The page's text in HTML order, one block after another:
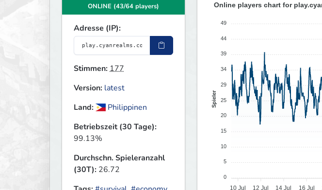
ONLINE (43/64 players)
Adresse (IP):
Stimmen:177
Version: latest
Land:
Philippinen
Betriebszeit (30 Tage):
99.13%
Durchschn. Spieleranzahl
(30T): 26.72
Online players chart for
49
44
39
34
29
25
20
15
10
5
0
Spieler
10 Jul 12 Jul 14 Jul 16 Jul